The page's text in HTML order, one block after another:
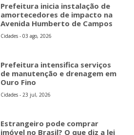
Prefeitura inicia instalação de
amortecedores de impacto na
Avenida Humberto de Campos
Cidades - 03 ago, 2026
Prefeitura intensifica serviços
de manutenção e drenagem em
Ouro Fino
Cidades - 23 jul, 2026
Estrangeiro pode comprar
imóvel no Brasil? O que diz a lei